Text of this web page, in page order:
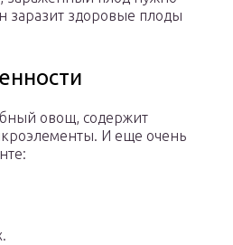
заразит здоровые плоды
овощ, содержит
И еще очень